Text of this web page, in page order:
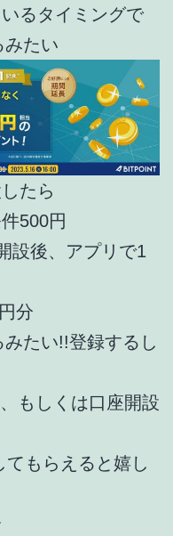
るタイミングで
みたい
たら
500円
設後、アプリで1
分
たい!!登録するし
もしくは口座開設
てもらえると嬉し